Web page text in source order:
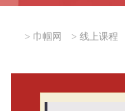
> 巾帼网 > 线上课程